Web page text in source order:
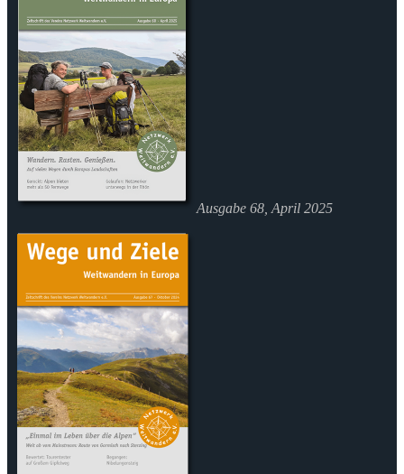
Ausgabe 68, April 2025